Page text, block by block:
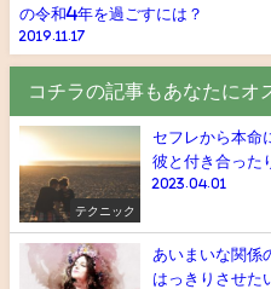
の令和4年を過ごすには？
2019.11.17
コチラの記事もあなたにオ
テクニック
セフレから本命
彼と付き合った
2023.04.01
あいまいな関係
はっきりさせた